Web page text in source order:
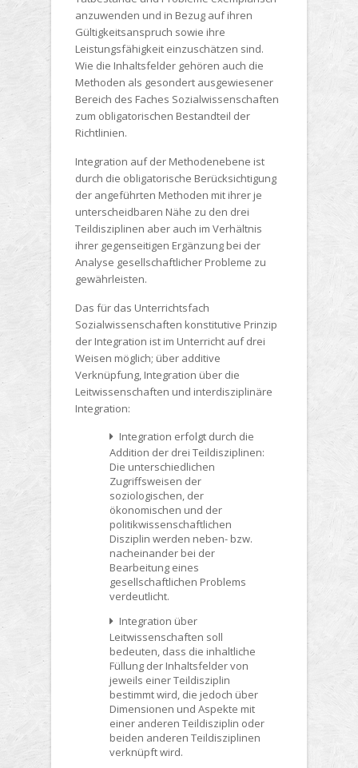
anzuwenden und in Bezug auf ihren
Gültigkeitsanspruch sowie ihre
Leistungsfähigkeit einzuschätzen sind.
Wie die Inhaltsfelder gehören auch die
Methoden als gesondert ausgewiesener
Bereich des Faches Sozialwissenschaften
zum obligatorischen Bestandteil der
Richtlinien.
Integration auf der Methodenebene ist
durch die obligatorische Berücksichtigung
der angeführten Methoden mit ihrer je
unterscheidbaren Nähe zu den drei
Teildisziplinen aber auch im Verhältnis
ihrer gegenseitigen Ergänzung bei der
Analyse gesellschaftlicher Probleme zu
gewährleisten.
Das für das Unterrichtsfach
Sozialwissenschaften konstitutive Prinzip
der Integration ist im Unterricht auf drei
Weisen möglich; über additive
Verknüpfung, Integration über die
Leitwissenschaften und interdisziplinäre
Integration:
Integration erfolgt durch die
Addition der drei Teildisziplinen:
Die unterschiedlichen
Zugriffsweisen der
soziologischen, der
ökonomischen und der
politikwissenschaftlichen
Disziplin werden neben- bzw.
nacheinander bei der
Bearbeitung eines
gesellschaftlichen Problems
verdeutlicht.
Integration über
Leitwissenschaften soll
bedeuten, dass die inhaltliche
Füllung der Inhaltsfelder von
jeweils einer Teildisziplin
bestimmt wird, die jedoch über
Dimensionen und Aspekte mit
einer anderen Teildisziplin oder
beiden anderen Teildisziplinen
verknüpft wird.